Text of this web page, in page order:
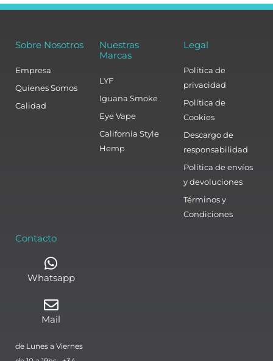
Sobre Nosotros
Empresa
Quienes Somos
Calidad
Nuestras
Marcas
LYF
Iguana Smoke
Eye Vape
California Style
Hemp
Legal
Política de
privacidad
Política de
Cookies
Descargo de
responsabilidad
Política de envíos
y devoluciones
Términos y
Condiciones
Contacto
Whatsapp
Mail
de Lunes a Viernes